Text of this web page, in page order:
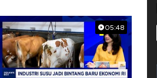
05:48